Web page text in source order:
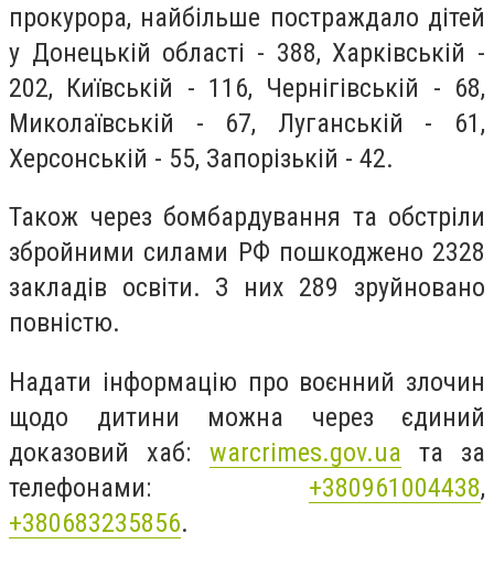
прокурора, найбільше постраждало дітей
у Донецькій області - 388, Харківській -
202, Київській - 116, Чернігівській - 68,
Миколаївській - 67, Луганській - 61,
Херсонській - 55, Запорізькій - 42.
Також через бомбардування та обстріли
збройними силами РФ пошкоджено 2328
закладів освіти. З них 289 зруйновано
повністю.
Надати інформацію про воєнний злочин
щодо дитини можна через єдиний
доказовий хаб: warcrimes.gov.ua та за
телефонами: +380961004438,
+380683235856.